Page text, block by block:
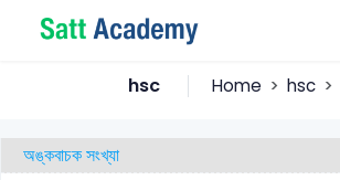
hsc Home hsc
একবচন
অঙ্কবাচক সংখ্যা